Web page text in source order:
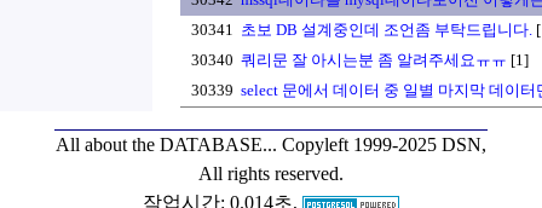
30341 초보 DB 설계중인데 조언좀 부탁드립니다.
30340 쿼리문 잘 아시는분 좀 알려주세요ㅠㅠ [1]
30339 select 문에서 데이터 중 일별 마지막 데이터
All about the DATABASE... Copyleft 1999-2025 DSN,
All rights reserved.
작업시간: 0.014초,